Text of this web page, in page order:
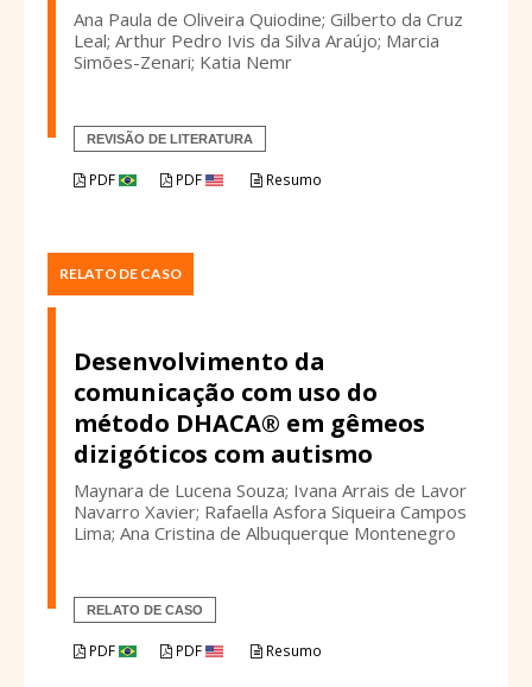
Ana Paula de Oliveira Quiodine; Gilberto da Cruz
Leal; Arthur Pedro Ivis da Silva Araújo; Marcia
Simões-Zenari; Katia Nemr
REVISÃO DE LITERATURA
PDF PDF Resumo
RELATO DE CASO
Desenvolvimento da
comunicação com uso do
método DHACA® em gêmeos
dizigóticos com autismo
Maynara de Lucena Souza; Ivana Arrais de Lavor
Navarro Xavier; Rafaella Asfora Siqueira Campos
Lima; Ana Cristina de Albuquerque Montenegro
RELATO DE CASO
PDF PDF Resumo